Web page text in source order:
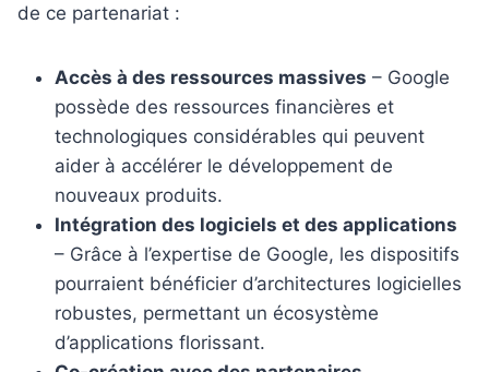
de ce partenariat :
Accès à des ressources massives – Google
possède des ressources financières et
technologiques considérables qui peuvent
aider à accélérer le développement de
nouveaux produits.
Intégration des logiciels et des applications
– Grâce à l’expertise de Google, les dispositifs
pourraient bénéficier d’architectures logicielles
robustes, permettant un écosystème
d’applications florissant.